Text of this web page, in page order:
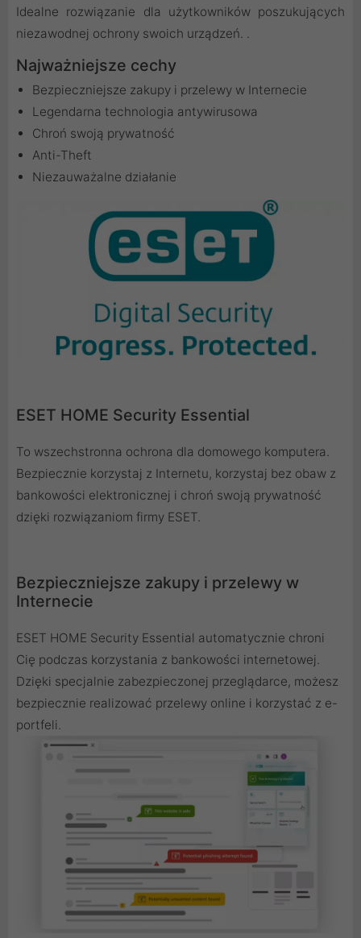
Idealne rozwiązanie dla użytkowników poszukujących
niezawodnej ochrony swoich urządzeń. .
Najważniejsze cechy
Bezpieczniejsze zakupy i przelewy w Internecie
Legendarna technologia antywirusowa
Chroń swoją prywatność
Anti-Theft
Niezauważalne działanie
ESET HOME Security Essential
To wszechstronna ochrona dla domowego komputera.
Bezpiecznie korzystaj z Internetu, korzystaj bez obaw z
bankowości elektronicznej i chroń swoją prywatność
dzięki rozwiązaniom firmy ESET.
Bezpieczniejsze zakupy i przelewy w
Internecie
ESET HOME Security Essential automatycznie chroni
Cię podczas korzystania z bankowości internetowej.
Dzięki specjalnie zabezpieczonej przeglądarce, możesz
bezpiecznie realizować przelewy online i korzystać z e-
portfeli.